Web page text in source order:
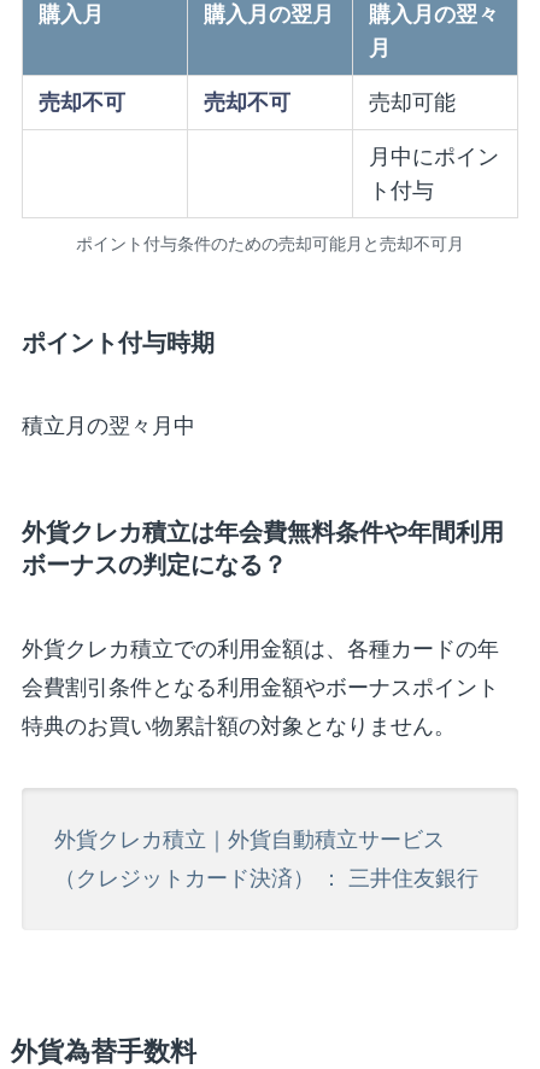
購入月 購入月の翌月
購入月の翌々
月
売却不可 売却不可 売却可能
月中にポイン
ト付与
ポイント付与条件のための売却可能月と売却不可月
ポイント付与時期
積立月の翌々月中
外貨クレカ積立は年会費無料条件や年間利用
ボーナスの判定になる？
外貨クレカ積立での利用金額は、各種カードの年
会費割引条件となる利用金額やボーナスポイント
特典のお買い物累計額の対象となりません。
外貨クレカ積立｜外貨自動積立サービス
（クレジットカード決済） ： 三井住友銀行
外貨為替手数料